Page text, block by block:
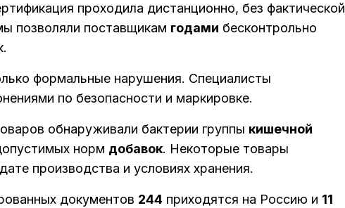
проходила дистанционно, без фактической
позволяли поставщикам годами бесконтрольно
формальные нарушения. Специалисты
по безопасности и маркировке.
обнаруживали бактерии группы кишечной
норм добавок. Некоторые товары
производства и условиях хранения.
документов 244 приходятся на Россию и 11